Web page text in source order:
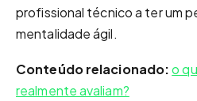
profissional técnico a ter um
mentalidade ágil.
Conteúdo relacionado: o
realmente avaliam?